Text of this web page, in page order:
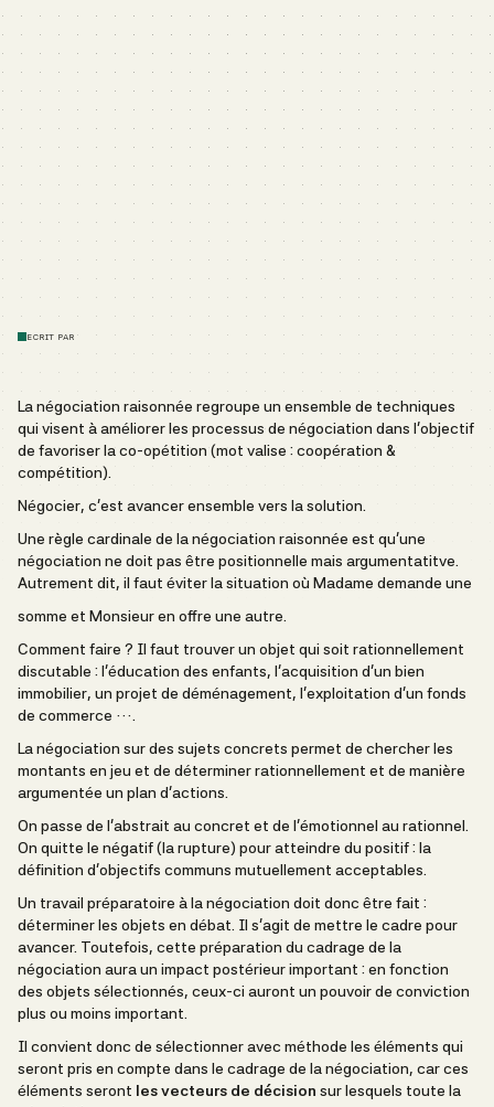
ECRIT PAR
La négociation raisonnée regroupe un ensemble de techniques
qui visent à améliorer les processus de négociation dans l’objectif
de favoriser la co-opétition (mot valise : coopération &
compétition).
Négocier, c’est avancer ensemble vers la solution.
Une règle cardinale de la négociation raisonnée est qu’une
négociation ne doit pas être positionnelle mais argumentatitve.
Autrement dit, il faut éviter la situation où Madame demande une
somme et Monsieur en offre une autre.
Comment faire ? Il faut trouver un objet qui soit rationnellement
discutable : l’éducation des enfants, l’acquisition d’un bien
immobilier, un projet de déménagement, l’exploitation d’un fonds
de commerce ….
La négociation sur des sujets concrets permet de chercher les
montants en jeu et de déterminer rationnellement et de manière
argumentée un plan d’actions.
On passe de l’abstrait au concret et de l’émotionnel au rationnel.
On quitte le négatif (la rupture) pour atteindre du positif : la
définition d’objectifs communs mutuellement acceptables.
Un travail préparatoire à la négociation doit donc être fait :
déterminer les objets en débat. Il s’agit de mettre le cadre pour
avancer. Toutefois, cette préparation du cadrage de la
négociation aura un impact postérieur important : en fonction
des objets sélectionnés, ceux-ci auront un pouvoir de conviction
plus ou moins important.
Il convient donc de sélectionner avec méthode les éléments qui
seront pris en compte dans le cadrage de la négociation, car ces
éléments seront les vecteurs de décision sur lesquels toute la